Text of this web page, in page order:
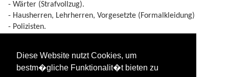
Diese Website nutzt Cookies, um
bestm�gliche Funktionalit�t bieten zu
- Wärter (Strafvollzug).
- Hausherren, Lehrherren, Vorgesetzte (Formalkleidung)
- Polizisten.
- Schüler (kurze Hosen, teils Schuluniformen)
- Männer in Frauenkleidern (unterwürfig)